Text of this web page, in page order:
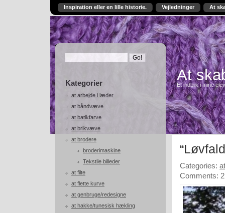
Inspiration eller en lille historie. Vejledninger At
Kategorier
at arbejde i læder
at båndvæve
at batikfarve
at brikvæve
at brodere
broderimaskine
Tekstile billeder
at filte
at flette kurve
at genbruge/redesigne
at hakke/tunesisk hækling
At
Et indblik i mine
Categories:
Comments: 2